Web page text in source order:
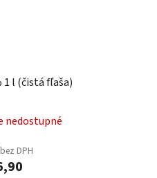
1 l (čistá fľaša)
nedostupné
DPH